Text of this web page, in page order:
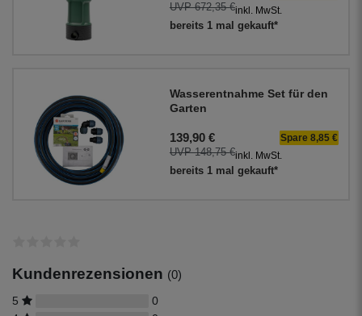
UVP 672,35 €inkl. MwSt.
bereits 1 mal gekauft*
Wasserentnahme Set für den
Garten
139,90 €
Spare 8,85 €
UVP 148,75 €inkl. MwSt.
bereits 1 mal gekauft*
Kundenrezensionen (0)
5
0